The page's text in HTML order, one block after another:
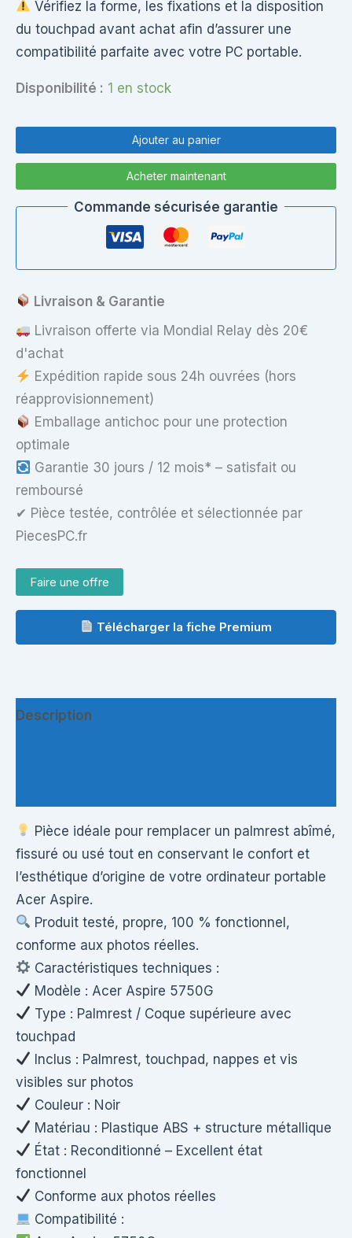
Vérifiez la forme, les fixations et la disposition
du touchpad avant achat afin d’assurer une
compatibilité parfaite avec votre PC portable.
Disponibilité : 1 en stock
Palmrest
/
Ajouter au panier
Acheter maintenant
Commande sécurisée garantie
Livraison & Garantie
Livraison offerte via Mondial Relay dès 20€
d'achat
Expédition rapide sous 24h ouvrées (hors
réapprovisionnement)
Emballage antichoc pour une protection
optimale
Garantie 30 jours / 12 mois* – satisfait ou
remboursé
✔ Pièce testée, contrôlée et sélectionnée par
PiecesPC.fr
Faire une offre
Télécharger la fiche Premium
Description
Pièce idéale pour remplacer un palmrest abîmé,
fissuré ou usé tout en conservant le confort et
l’esthétique d’origine de votre ordinateur portable
Acer Aspire.
Produit testé, propre, 100 % fonctionnel,
conforme aux photos réelles.
Caractéristiques techniques :
Modèle : Acer Aspire 5750G
Type : Palmrest / Coque supérieure avec
touchpad
Inclus : Palmrest, touchpad, nappes et vis
visibles sur photos
Couleur : Noir
Matériau : Plastique ABS + structure métallique
État : Reconditionné – Excellent état
fonctionnel
Conforme aux photos réelles
Compatibilité :